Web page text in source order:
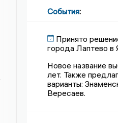
События:
Принято
города Лаптево в
Новое название
лет. Также
варианты:
Вересаев.